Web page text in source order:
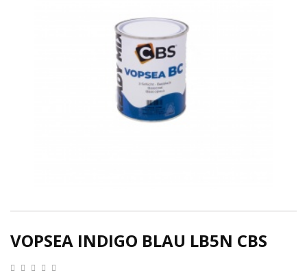
VOPSEA INDIGO BLAU LB5N CBS